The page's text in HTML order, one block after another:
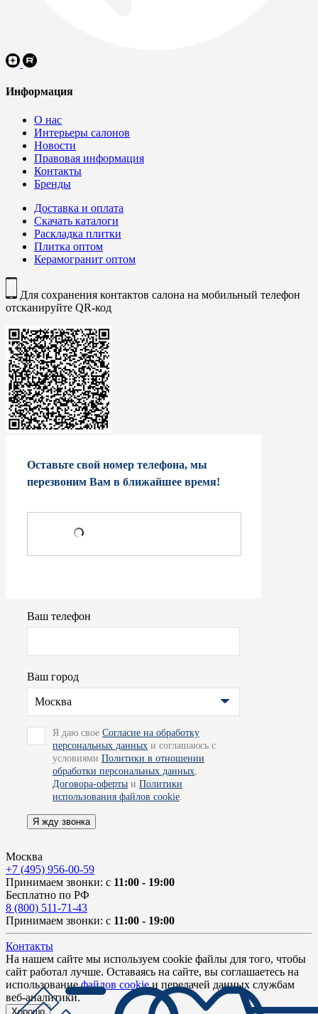
Информация
О нас
Интерьеры салонов
Новости
Правовая информация
Контакты
Бренды
Доставка и оплата
Скачать каталоги
Раскладка плитки
Плитка оптом
Керамогранит оптом
Для сохранения контактов салона на мобильный телефон
отсканируйте QR-код
Оставьте свой номер телефона, мы
перезвоним Вам в ближайшее время!
Ваш телефон
Ваш город
Москва
Я даю свое Согласие на обработку
персональных данных и соглашаюсь с
условиями Политики в отношении
обработки персональных данных
Договора-оферты и Политики
использования файлов cookie
Я жду звонка
Москва
+7 (495) 956-00-59
Принимаем звонки: с 11:00 - 19:00
Бесплатно по РФ
8 (800) 511-71-43
Принимаем звонки: с 11:00 - 19:00
Контакты
На нашем сайте мы используем cookie файлы для того, чтобы
сайт работал лучше. Оставаясь на сайте, вы соглашаетесь на
использованиефайлов cookieи передачей данных службам
веб-аналитики.
Хорошо